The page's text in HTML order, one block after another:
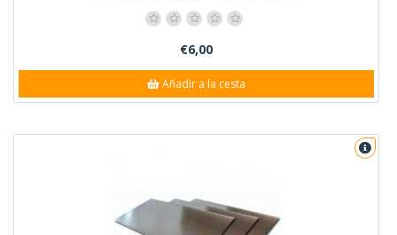
€6,00
Añadir a la cesta